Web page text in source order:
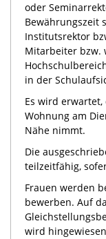
oder
Bewährungszeit
Institutsrektor
Mitarbeiter bzw.
in der
Es wird
Wohnung am
Nähe nimmt.
Die
teilzeitfähig,
Frauen werden
bewerben. Auf
wird